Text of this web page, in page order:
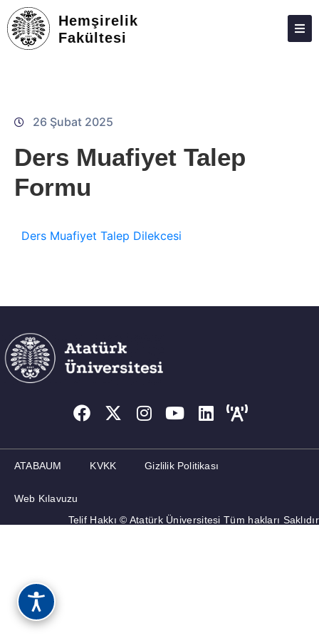
Hemşirelik
Fakültesi
GIZLILIK POLITIKASI
WEB KILAVUZU
26 Şubat 2025
Ders Muafiyet Talep
Formu
Ders Muafiyet Talep Dilekcesi
ATABAUM KVKK Gizlilik Politikası
Web Kılavuzu
Telif Hakkı © Atatürk Üniversitesi Tüm hakları Saklıdır